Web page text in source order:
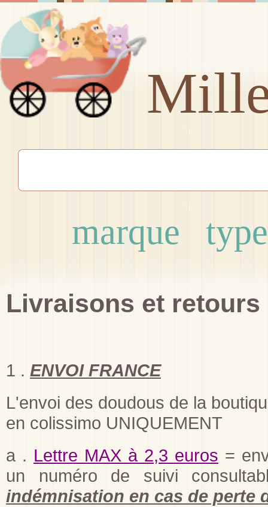
marque type
Livraisons et retours
1 . ENVOI FRANCE
L'envoi des doudous de la
en colissimo UNIQUEMENT
a . Lettre MAX à 2,3 euros =
un numéro de suivi
indémnisation en cas de perte